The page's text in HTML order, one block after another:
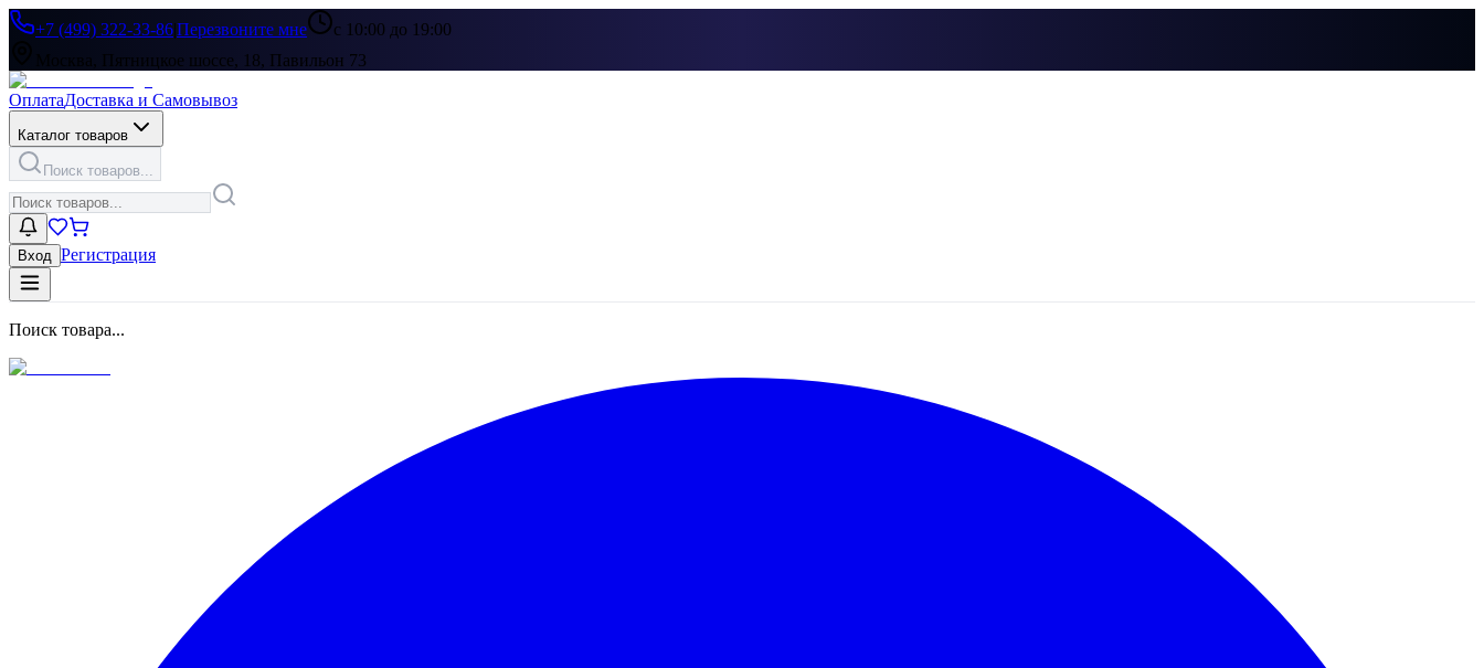
+7 (499) 322-33-86|Перезвоните мне
с 10:00 до 19:00
Москва, Пятницкое шоссе, 18, Павильон 73
ОплатаДоставка и Самовывоз
Каталог товаров
Поиск товаров...
Вход Регистрация
Поиск товара...